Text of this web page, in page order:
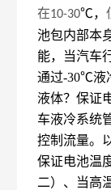
在10-30℃，
池包内部本
能，当汽车
通过-30℃液
液体？保证
车液冷系统
控制流量。
保证电池温
二）、当高